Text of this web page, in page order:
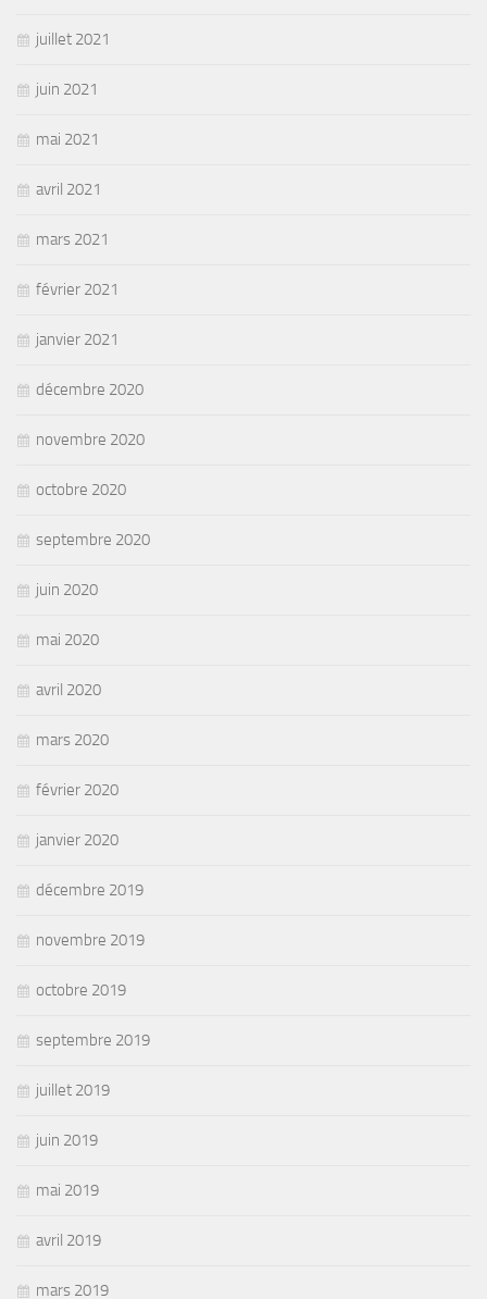
juillet 2021
juin 2021
mai 2021
avril 2021
mars 2021
février 2021
janvier 2021
décembre 2020
novembre 2020
octobre 2020
septembre 2020
juin 2020
mai 2020
avril 2020
mars 2020
février 2020
janvier 2020
décembre 2019
novembre 2019
octobre 2019
septembre 2019
juillet 2019
juin 2019
mai 2019
avril 2019
mars 2019